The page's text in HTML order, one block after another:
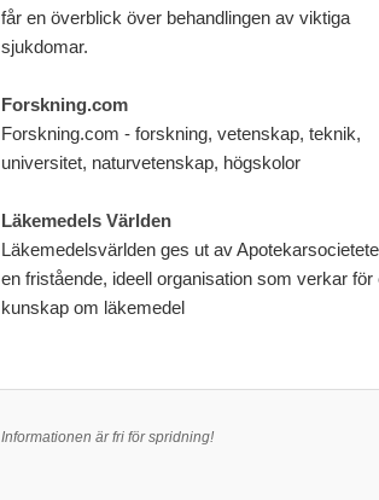
får en överblick över behandlingen av viktiga
sjukdomar.
Forskning.com
Forskning.com - forskning, vetenskap, teknik,
universitet, naturvetenskap, högskolor
Läkemedels Världen
Läkemedelsvärlden ges ut av
en fristående, ideell organisation som verkar för
kunskap om läkemedel
Informationen är fri för spridning!